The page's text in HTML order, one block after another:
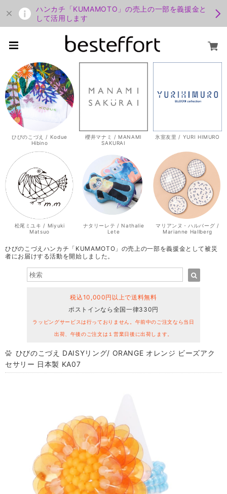
ハンカチ「KUMAMOTO」の売上の一部を義援金と
して活用します
ひびのこづえ / Kodue
Hibino
櫻井マナミ / MANAMI
SAKURAI
氷室友里 / YURI HIMURO
松尾ミユキ / Miyuki
Matsuo
ナタリーレテ / Nathalie
Lete
マリアンヌ・ハルバーグ /
Marianne Hallberg
ひびのこづえハンカチ「KUMAMOTO」の売上の一部を義援金として被災
者にお届けする活動を開始しました。
税込10,000円以上で送料無料
ポストインなら全国一律330円
ラッピングサービスは行っておりません。午前中のご注文なら当日
出荷、午後のご注文は１営業日後に出荷します。
ひびのこづえ DAISYリング/ ORANGE オレンジ ビーズアク
セサリー 日本製 KA07